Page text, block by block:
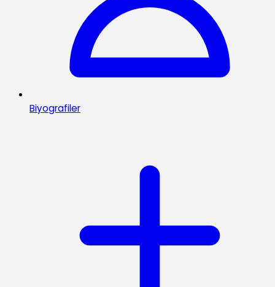
Biyografiler